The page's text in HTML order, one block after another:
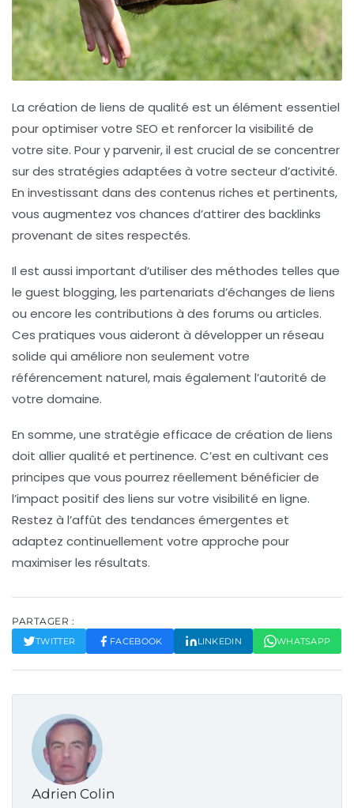
La création de liens de qualité est un élément essentiel
pour optimiser votre SEO et renforcer la visibilité de
votre site. Pour y parvenir, il est crucial de se concentrer
sur des stratégies adaptées à votre secteur d’activité.
En investissant dans des contenus riches et pertinents,
vous augmentez vos chances d’attirer des backlinks
provenant de sites respectés.
Il est aussi important d’utiliser des méthodes telles que
le guest blogging, les partenariats d’échanges de liens
ou encore les contributions à des forums ou articles.
Ces pratiques vous aideront à développer un réseau
solide qui améliore non seulement votre
référencement naturel, mais également l’autorité de
votre domaine.
En somme, une stratégie efficace de création de liens
doit allierqualité et pertinence. C’est en cultivant ces
principes que vous pourrez réellement bénéficier de
l’impact positif des liens sur votre visibilité en ligne.
Restez à l’affût des tendances émergentes et
adaptez continuellement votre approche pour
maximiser les résultats.
PARTAGER :
TWITTER FACEBOOK LINKEDIN WHATSAPP
Adrien Colin